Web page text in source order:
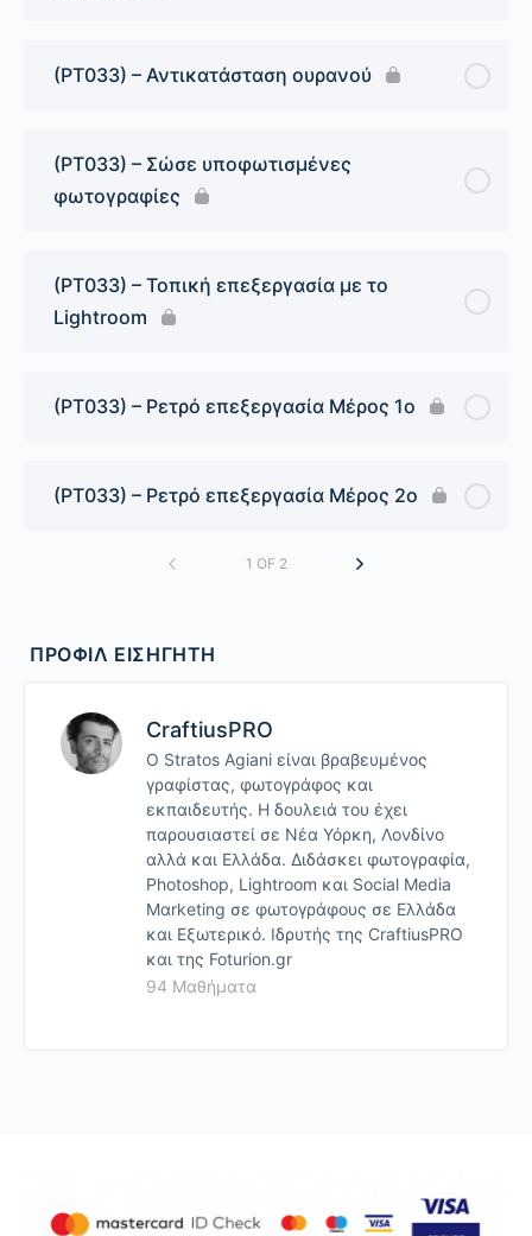
(PT033) – Αντικατάσταση ουρανού
(PT033) – Σώσε υποφωτισμένες
φωτογραφίες
(PT033) – Τοπική επεξεργασία με το
Lightroom
(PT033) – Ρετρό επεξεργασία Μέρος 1ο
(PT033) – Ρετρό επεξεργασία Μέρος 2ο
1 OF 2
ΠΡΟΦΊΛ ΕΙΣΗΓΗΤΉ
CraftiusPRO
Ο Stratos Agiani είναι βραβευμένος
γραφίστας, φωτογράφος και
εκπαιδευτής. Η δουλειά του έχει
παρουσιαστεί σε Νέα Υόρκη, Λονδίνο
αλλά και Ελλάδα. Διδάσκει φωτογραφία,
Photoshop, Lightroom και Social Media
Mαrketing σε φωτογράφους σε Ελλάδα
και Εξωτερικό. Ιδρυτής της CraftiusPRO
και της Foturion.gr
94 Μαθήματα